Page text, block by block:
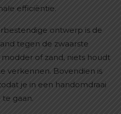
efficiëntie.
ontwerp is de
tegen de zwaarste
of zand, niets houdt
verkennen. Bovendien is
je in een handomdraai
gaan.